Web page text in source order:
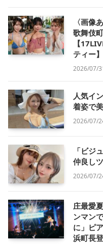
〈画像
歌舞伎
【
ティー】
2026/07/
人気イ
着姿で
2026/07/
「ビジ
仲良し
2026/07/
庄最愛
ンマン
に」ピ
浜町長